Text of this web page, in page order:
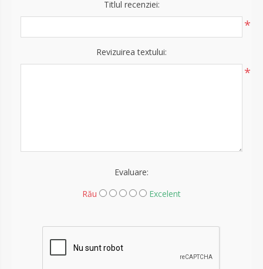
Titlul recenziei:
*
Revizuirea textului:
*
Evaluare:
Rău
Excelent